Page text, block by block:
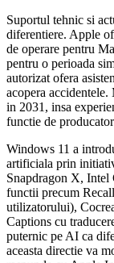
Suportul tehnic si
diferentiere. Apple
de operare pentru
pentru o perioada
autorizat ofera
acopera
in 2031, insa
functie de
Windows 11 a
artificiala prin
Snapdragon X,
functii precum
utilizatorului),
Captions cu
puternic pe AI ca
aceasta directie va